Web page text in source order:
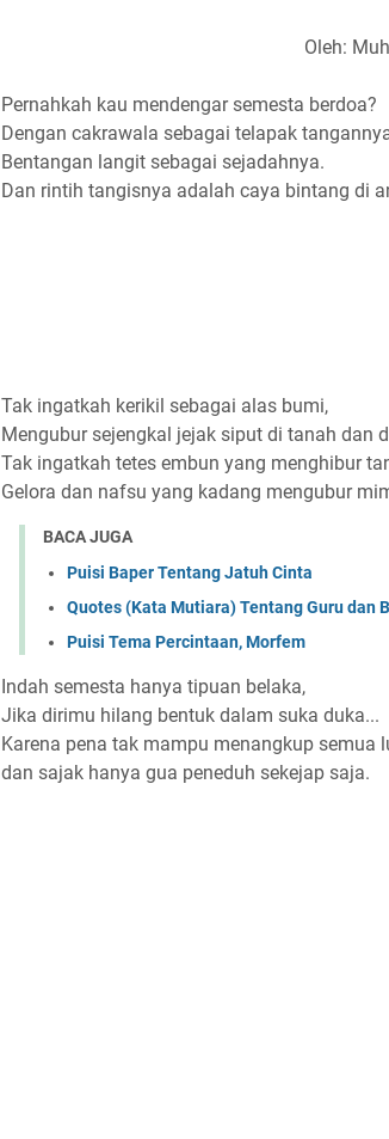
Oleh:
Pernahkah kau mendengar semesta berdoa?
Dengan cakrawala sebagai telapak
Bentangan langit sebagai sejadahnya.
Dan rintih tangisnya adalah caya bintang di
Tak ingatkah kerikil sebagai alas bumi,
Mengubur sejengkal jejak siput di tanah dan
Tak ingatkah tetes embun yang menghibur
Gelora dan nafsu yang kadang mengubur
BACA JUGA
Puisi Baper Tentang Jatuh Cinta
Quotes (Kata Mutiara) Tentang Guru dan
Puisi Tema Percintaan, Morfem
Indah semesta hanya tipuan belaka,
Jika dirimu hilang bentuk dalam suka duka...
Karena pena tak mampu menangkup semua
dan sajak hanya gua peneduh sekejap saja.